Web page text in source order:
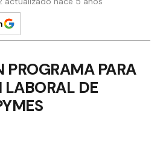
PROGRAMA PARA
LABORAL DE